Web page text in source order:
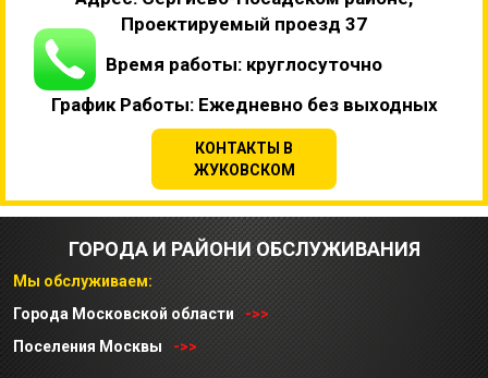
Проектируемый проезд 37
Время работы: круглосуточно
График Работы: Ежедневно без выходных
КОНТАКТЫ В
ЖУКОВСКОМ
ГОРОДА И РАЙОНИ ОБСЛУЖИВАНИЯ
Мы обслуживаем:
Города Московской области
->>
Поселения Москвы
->>